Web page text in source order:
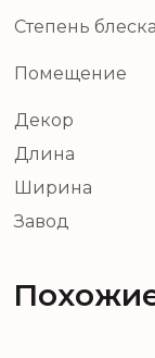
Степень блеска
Помещение
Декор
Длина
Ширина
Завод